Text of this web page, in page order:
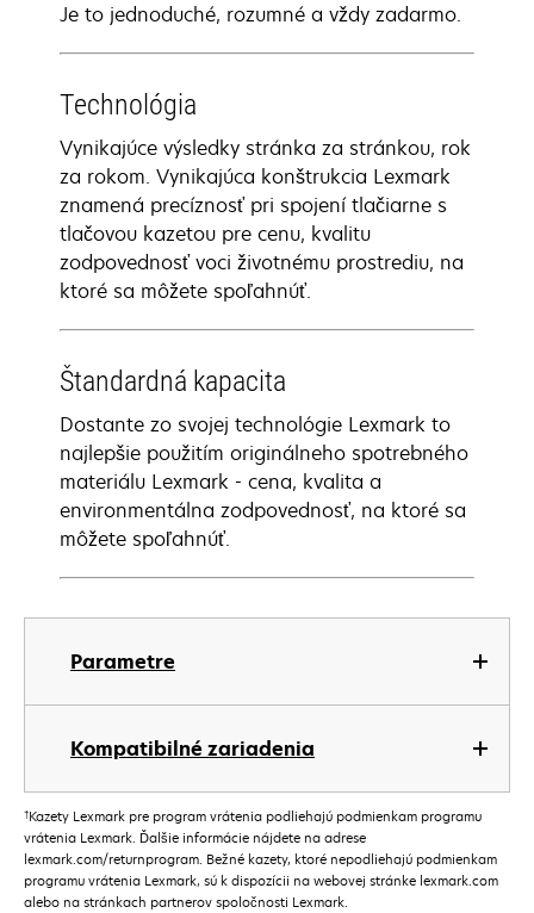
Parametre
Kompatibilné zariadenia
Je to jednoduché, rozumné a vždy zadarmo.
Technológia
Vynikajúce výsledky stránka za stránkou, rok
za rokom. Vynikajúca konštrukcia Lexmark
znamená precíznosť pri spojení tlačiarne s
tlačovou kazetou pre cenu, kvalitu
zodpovednosť voci životnému prostrediu, na
ktoré sa môžete spoľahnúť.
Štandardná kapacita
Dostante zo svojej technológie Lexmark to
najlepšie použitím originálneho spotrebného
materiálu Lexmark - cena, kvalita a
environmentálna zodpovednosť, na ktoré sa
môžete spoľahnúť.
†Kazety Lexmark pre program vrátenia podliehajú podmienkam programu
vrátenia Lexmark. Ďalšie informácie nájdete na adrese
lexmark.com/returnprogram. Bežné kazety, ktoré nepodliehajú podmienkam
programu vrátenia Lexmark, sú k dispozícii na webovej stránke lexmark.com
alebo na stránkach partnerov spoločnosti Lexmark.